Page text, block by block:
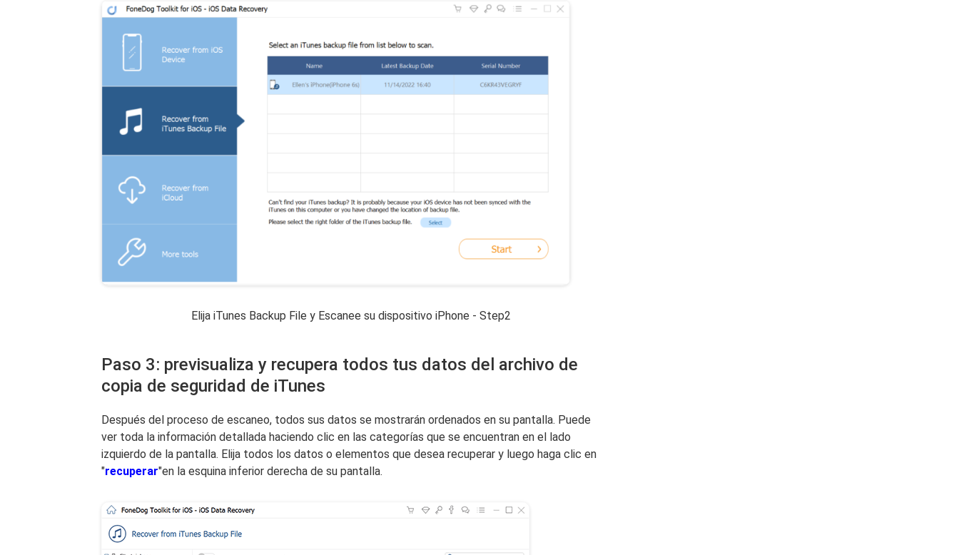
Elija iTunes Backup File y Escanee su dispositivo iPhone - Step2
Paso 3: previsualiza y recupera todos tus datos del archivo de
copia de seguridad de iTunes
Después del proceso de escaneo, todos sus datos se mostrarán ordenados en su pantalla. Puede
ver toda la información detallada haciendo clic en las categorías que se encuentran en el lado
izquierdo de la pantalla. Elija todos los datos o elementos que desea recuperar y luego haga clic en
"recuperar"en la esquina inferior derecha de su pantalla.